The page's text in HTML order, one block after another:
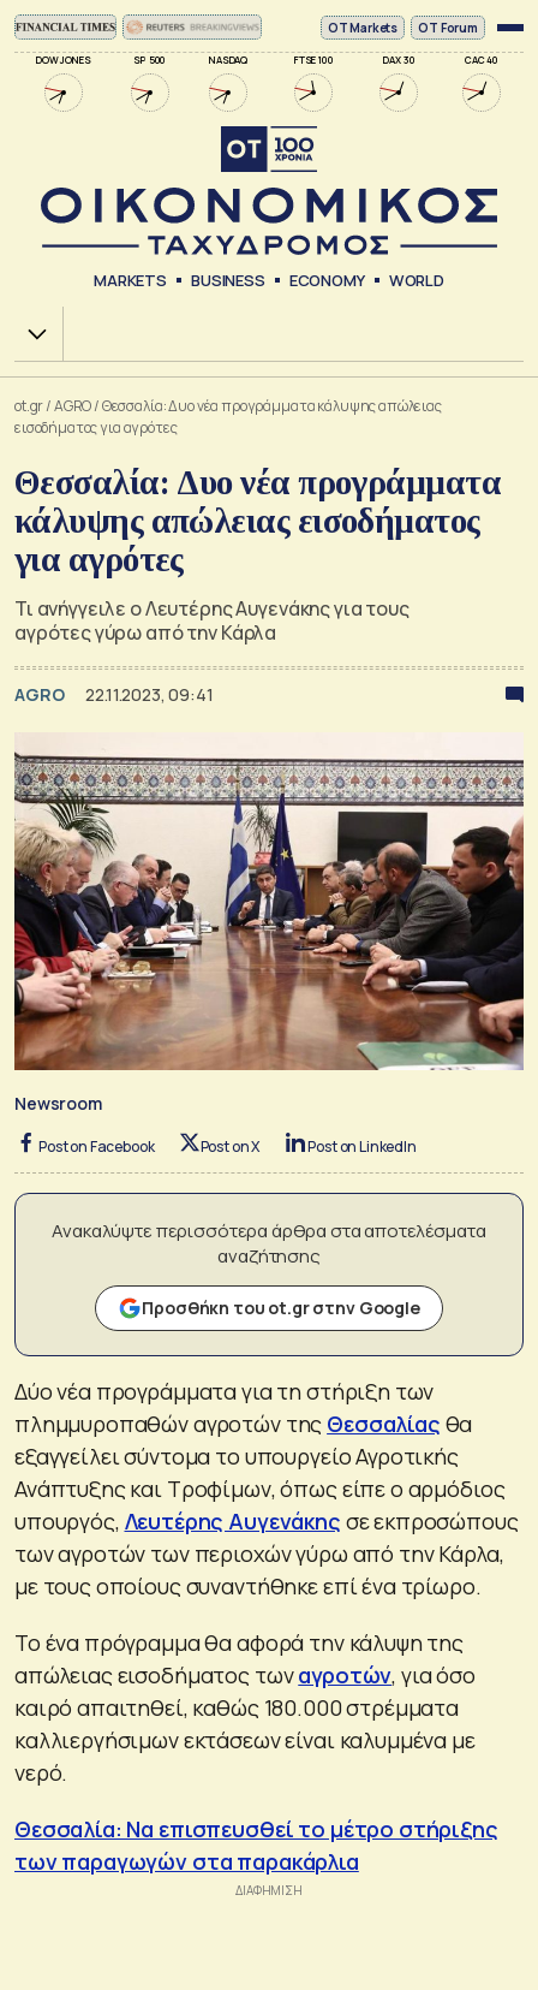
DOW JONES SP 500 NASDAQ FTSE 100 DAX 30 CAC 40
ΟΤ Markets OT Forum
MARKETS BUSINESS ECONOMY WORLD
Χ.Α.
ot.gr/AGRO/Θεσσαλία: Δυο νέα προγράμματα κάλυψης απώλειας
εισοδήματος για αγρότες
Θεσσαλία: Δυο νέα προγράμματα
κάλυψης απώλειας εισοδήματος
για αγρότες
Τι ανήγγειλε ο Λευτέρης Αυγενάκης για τους
αγρότες γύρω από την Κάρλα
AGRO 22.11.2023, 09:41
Newsroom
Post on Facebook Post on X Post on LinkedIn
Ανακαλύψτε περισσότερα άρθρα στα αποτελέσματα
αναζήτησης
Προσθήκη του ot.gr στην Google
Δύο νέα προγράμματα για τη στήριξη των
πλημμυροπαθών αγροτών της Θεσσαλίας θα
εξαγγείλει σύντομα το υπουργείο Αγροτικής
Ανάπτυξης και Τροφίμων, όπως είπε ο αρμόδιος
υπουργός, Λευτέρης Αυγενάκης σε εκπροσώπους
των αγροτών των περιοχών γύρω από την Κάρλα,
με τους οποίους συναντήθηκε επί ένα τρίωρο.
Το ένα πρόγραμμα θα αφορά την κάλυψη της
απώλειας εισοδήματος τωναγροτών, για όσο
καιρό απαιτηθεί, καθώς 180.000 στρέμματα
καλλιεργήσιμων εκτάσεων είναι καλυμμένα με
νερό.
Θεσσαλία: Να επισπευσθεί το μέτρο στήριξης
των παραγωγών στα παρακάρλια